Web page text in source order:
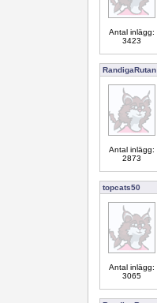
Antal inlägg:
3423
RandigaRutan
Antal inlägg:
2873
topcats50
Antal inlägg:
3065